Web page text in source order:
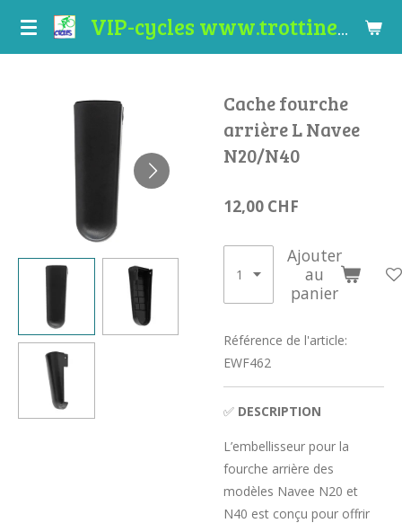
Passer
VIP-cycles www.trottinettes-valais.ch
Cache fourche
arrière L Navee
N20/N40
12,00 CHF
Ajouter
au
panier
Référence de l'article:
EWF462
✅ DESCRIPTION
L’embellisseur pour la
fourche arrière des
modèles Navee N20 et
N40 est conçu pour offrir